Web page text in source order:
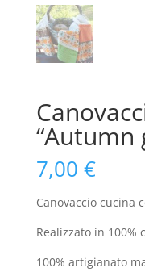
“Autumn
7,00 €
Canovaccio cucina
Realizzato in 100%
100% artigianato